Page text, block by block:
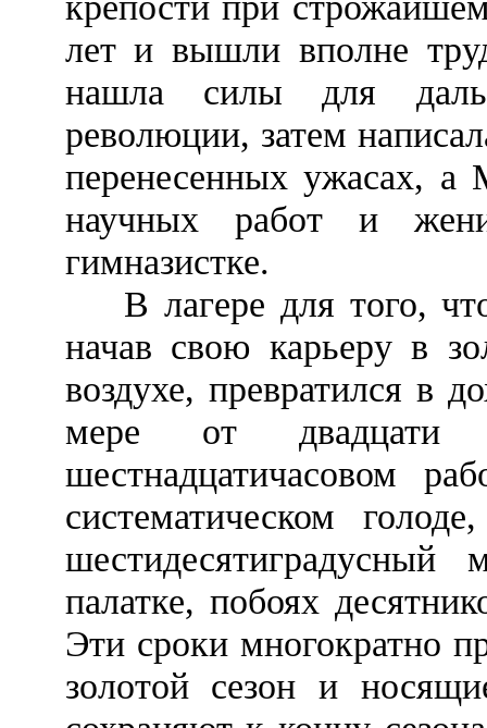
лет и вышли вполне
нашла силы для
революции, затем
перенесенных ужасах, а
научных работ и
гимназистке.
В лагере для того,
начав свою карьеру в
воздухе, превратился в
мере от
шестнадцатичасовом
систематическом
палатке, побоях
Эти сроки многократно
золотой сезон и